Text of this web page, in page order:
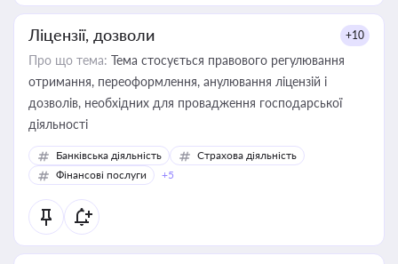
Ліцензії, дозволи +10
Про що тема: Тема стосується правового регулювання
отримання, переоформлення, анулювання ліцензій і
дозволів, необхідних для провадження господарської
діяльності
Банківська діяльність
Страхова діяльність
Фінансові послуги
+5